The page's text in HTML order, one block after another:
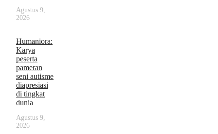
Agustus 9,
2026
Humaniora:
Karya
peserta
pameran
seni autisme
diapresiasi
di tingkat
dunia
Agustus 9,
2026